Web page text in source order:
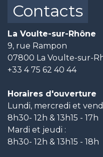
Contacts
La Voulte-sur-Rhône
9, rue Rampon
07800 La Voulte-sur-
+33 4 75 62 40 44
Horaires d'ouverture
Lundi, mercredi et
8h30- 12h & 13h15 - 17h
Mardi et jeudi :
8h30- 12h & 13h15 - 18h